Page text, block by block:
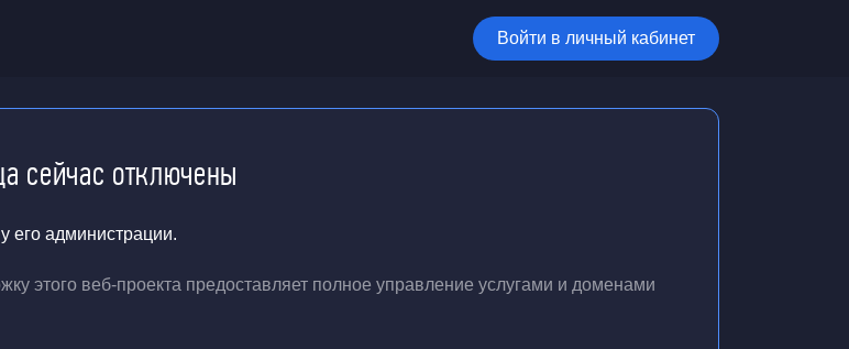
Войти в личный кабинет
сейчас отключены
его администрации.
этого веб-проекта предоставляет полное управление услугами и доменами